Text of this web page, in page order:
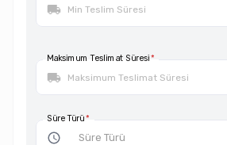
Maksimum Teslimat Süresi*
Süre Türü*
Süre Türü